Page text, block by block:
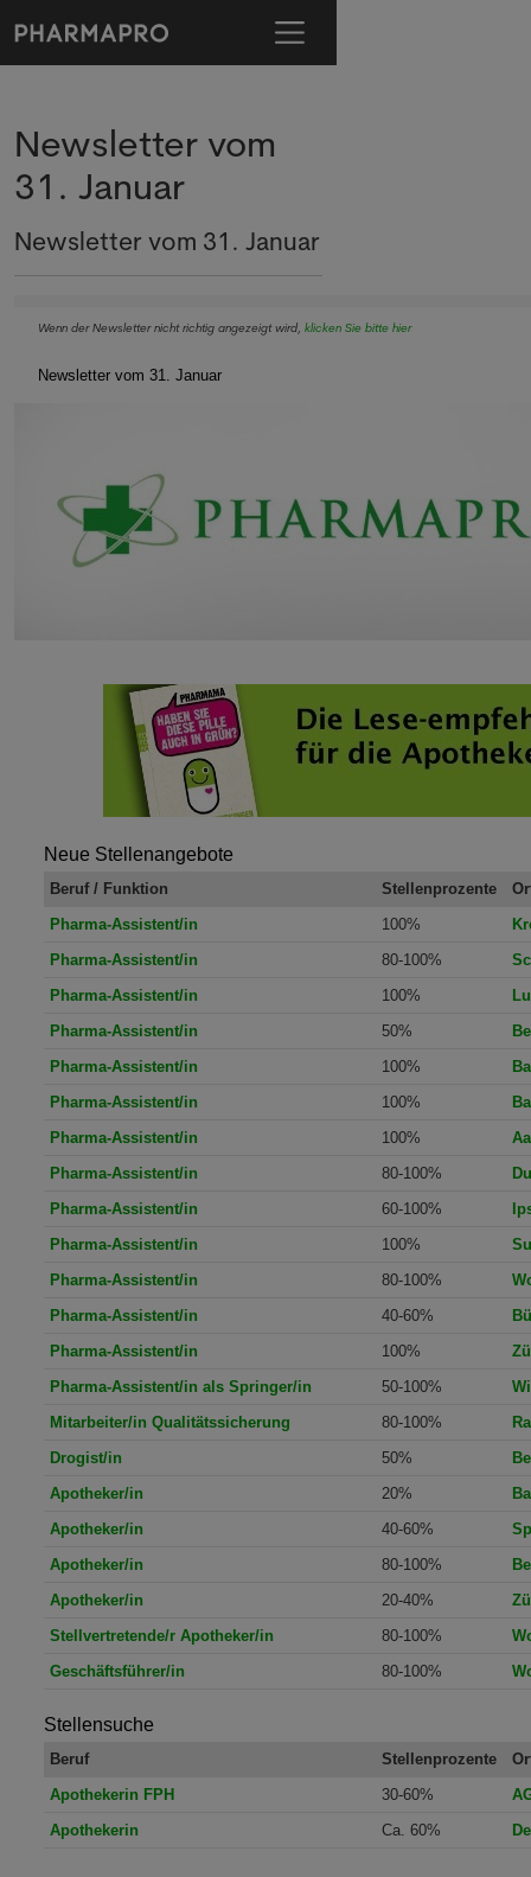
Newsletter vom
31. Januar
Newsletter vom 31. Januar
Wenn der Newsletter nicht richtig angezeigt wird, klicken Sie bitte hier
Newsletter vom 31. Januar
Neue Stellenangebote
Beruf / Funktion Stellenprozente
Pharma-Assistent/in
100%
Pharma-Assistent/in
80-100%
Pharma-Assistent/in
100%
Pharma-Assistent/in
50%
Pharma-Assistent/in
100%
Pharma-Assistent/in
100%
Pharma-Assistent/in
100%
Pharma-Assistent/in
80-100%
Pharma-Assistent/in
60-100%
Pharma-Assistent/in
100%
Pharma-Assistent/in
80-100%
Pharma-Assistent/in
40-60%
Pharma-Assistent/in
100%
Pharma-Assistent/in als Springer/in
50-100%
Mitarbeiter/in Qualitätssicherung
80-100%
Drogist/in
50%
Apotheker/in
20%
Apotheker/in
40-60%
Apotheker/in
80-100%
Apotheker/in
20-40%
Stellvertretende/r Apotheker/in
80-100%
Geschäftsführer/in
80-100%
Stellensuche
Beruf Stellenprozente
Apothekerin FPH
30-60%
Apothekerin
Ca. 60%